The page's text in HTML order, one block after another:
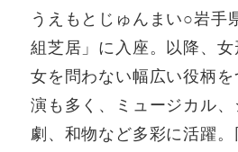
うえもとじゅんまい○岩手
組芝居」に入座。以降、
女を問わない幅広い役柄
演も多く、ミュージカル
劇、和物など多彩に活躍